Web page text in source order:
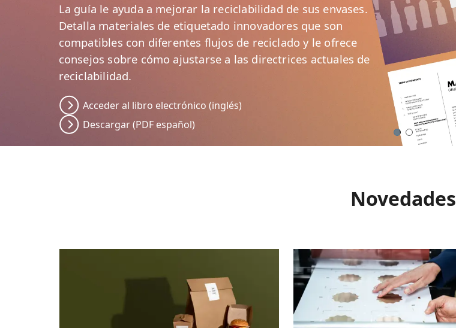
La guía le ayuda a mejorar la reciclabilidad de sus envases.
Detalla materiales de etiquetado innovadores que son
compatibles con diferentes flujos de reciclado y le ofrece
consejos sobre cómo ajustarse a las directrices actuales de
reciclabilidad.
Acceder al libro electrónico (inglés)
Descargar (PDF español)
Novedades